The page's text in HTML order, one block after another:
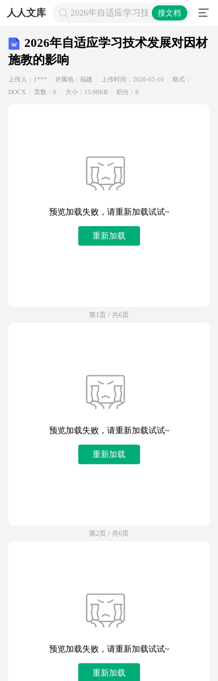
人人文库 2026年自适应学习技术发展对因材施
搜文档
2026年自适应学习技术发展对因材
施教的影响
上传人：1*** IP属地：福建 上传时间：2026-05-16
格式：
DOCX
页数：6 大小：15.98KB 积分：8
预览加载失败，请重新加载试试~
重新加载
第1页 / 共6页
预览加载失败，请重新加载试试~
重新加载
第2页 / 共6页
预览加载失败，请重新加载试试~
重新加载